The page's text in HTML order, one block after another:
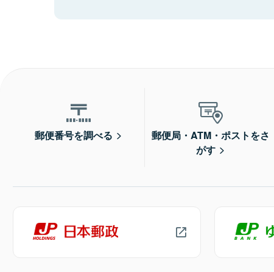
郵便番号を調べる
郵便局・ATM・ポストをさ
がす